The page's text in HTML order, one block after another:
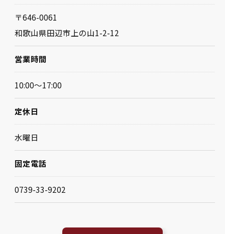
〒646-0061
和歌山県田辺市上の山1-2-12
営業時間
10:00～17:00
定休日
水曜日
固定電話
0739-33-9202